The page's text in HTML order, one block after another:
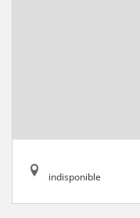
indisponible